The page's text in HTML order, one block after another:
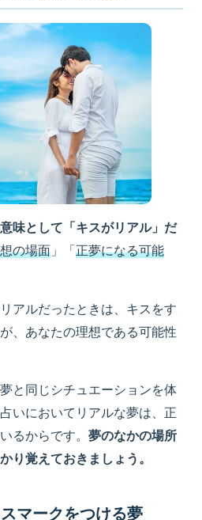
味として「キスがリアル」だ
の場面 」「 正夢になる可能
アルだったときは、キスをす
、あなたの理想である可能性
と同じシチュエーションを体
いにおいてリアルな夢は、正
るからです。 夢のなかの場所
り覚えておきましょう。
マークをつける夢